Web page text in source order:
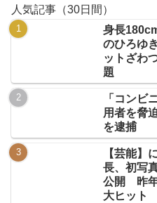
人気記事（30日間）
身長
のひろゆ
ットざわ
題
「コンビ
用者を脅
を逮捕
【芸能】
長、初写
公開 昨年
大ヒット